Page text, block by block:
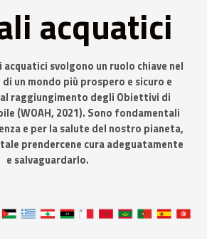
acquatici
acquatici svolgono un ruolo chiave nel
un mondo più prospero e sicuro e
raggiungimento degli Obiettivi di
(WOAH, 2021). Sono fondamentali
e per la salute del nostro pianeta,
prendercene cura adeguatamente
e salvaguardarlo.